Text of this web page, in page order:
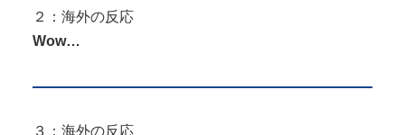
２：海外の反応
Wow…
３：海外の反応